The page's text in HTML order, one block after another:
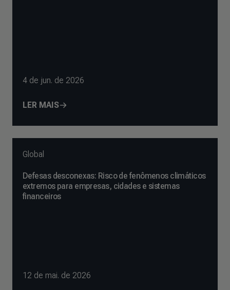
4 de jun. de 2026
LER MAIS
Global
Defesas desconexas: Risco de fenômenos climáticos
extremos para empresas, cidades e sistemas
financeiros
12 de mai. de 2026